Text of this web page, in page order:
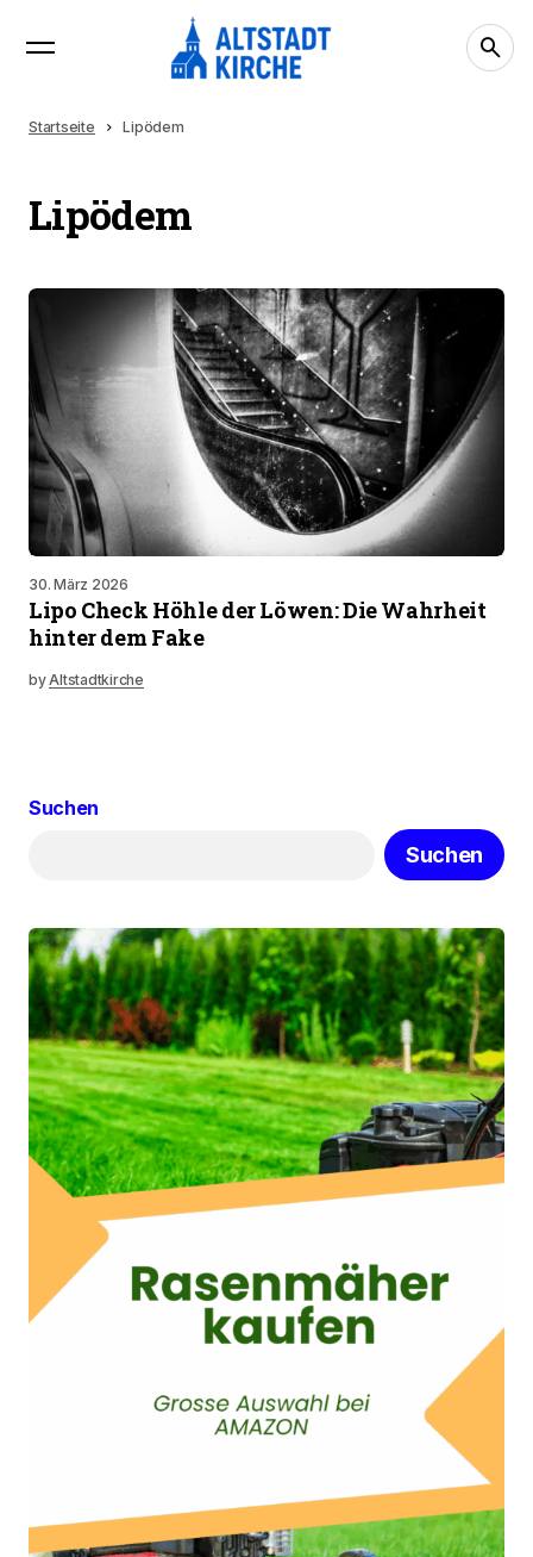
Startseite Lipödem
Lipödem
30. März 2026
Lipo Check Höhle der Löwen: Die Wahrheit
hinter dem Fake
byAltstadtkirche
Suchen
Suchen